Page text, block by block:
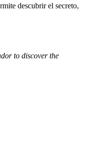
descubrir el secreto,
to discover the